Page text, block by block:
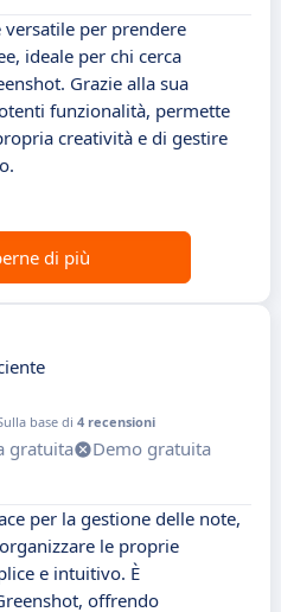
versatile per prendere
ideale per chi cerca
Grazie alla sua
funzionalità, permette
creatività e di gestire
di più
base di 4 recensioni
gratuita
Demo gratuita
per la gestione delle note,
le proprie
e intuitivo. È
offrendo